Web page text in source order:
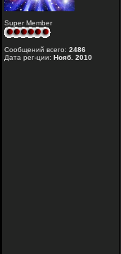
Super Member
Сообщений всего: 2486
Дата рег-ции: Нояб. 2010